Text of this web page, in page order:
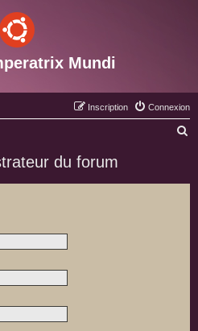
Mundi
Connexion
Inscription
du forum